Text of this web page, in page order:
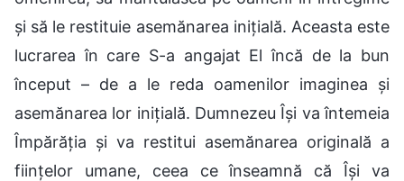
și să le restituie asemănarea inițială. Aceasta este
lucrarea în care S-a angajat El încă de la bun
început – de a le reda oamenilor imaginea și
asemănarea lor inițială. Dumnezeu Își va întemeia
Împărăția și va restitui asemănarea originală a
ființelor umane, ceea ce înseamnă că Își va